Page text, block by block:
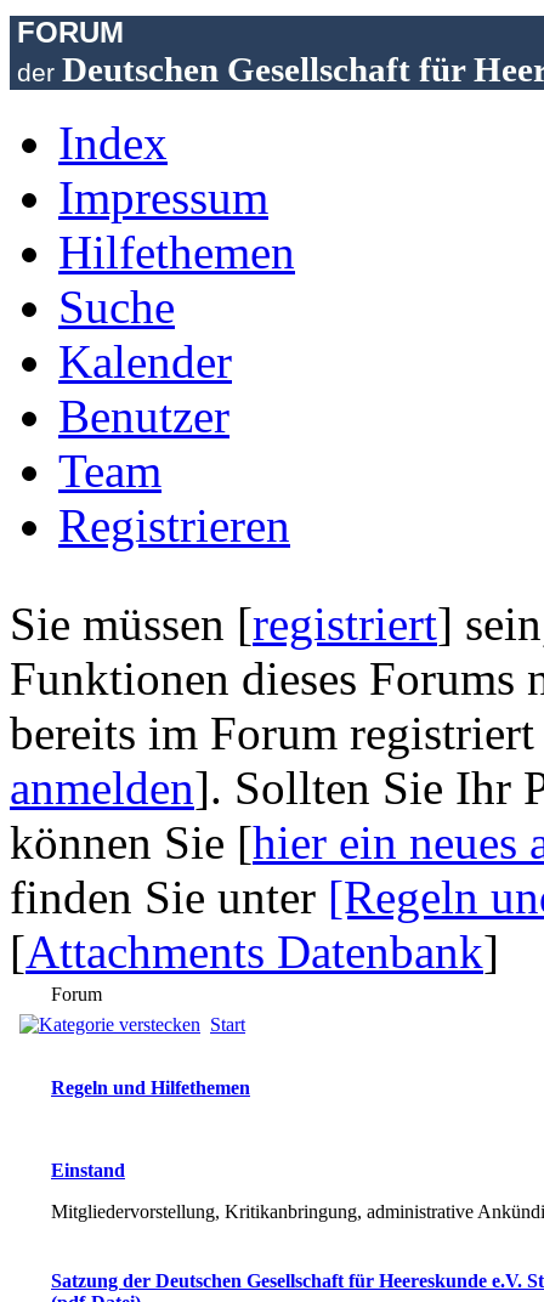
FORUM
der Deutschen Gesellschaft für
Index
Impressum
Hilfethemen
Suche
Kalender
Benutzer
Team
Registrieren
Sie müssen [registriert]
Funktionen dieses Forums
bereits im Forum
anmelden]. Sollten Sie Ihr
können Sie [hier ein neues
finden Sie unter [Regeln
[Attachments Datenbank]
Forum
Start
Regeln und Hilfethemen
Einstand
Mitgliedervorstellung, Kritikanbringung, administrative
Satzung der Deutschen Gesellschaft für Heereskunde e.V.